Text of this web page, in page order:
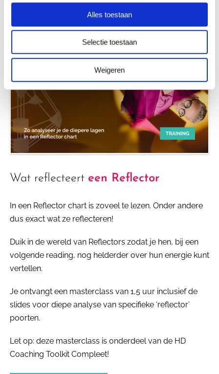
Alles toestaan
Selectie toestaan
Weigeren
Wat reflecteert een Reflector
In een Reflector chart is zoveel te lezen. Onder andere
dus exact wat ze reflecteren!
Duik in de wereld van Reflectors zodat je hen, bij een
volgende reading, nog helderder over hun energie kunt
vertellen.
Je ontvangt een masterclass van 1,5 uur inclusief de
slides voor diepe analyse van specifieke ‘reflector’
poorten.
Let op: deze masterclass is onderdeel van de HD
Coaching Toolkit Compleet!